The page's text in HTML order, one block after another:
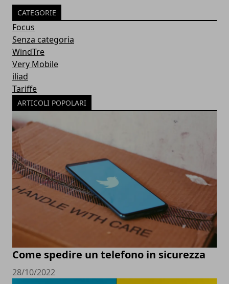
CATEGORIE
Focus
Senza categoria
WindTre
Very Mobile
iliad
Tariffe
ARTICOLI POPOLARI
Come spedire un telefono in sicurezza
28/10/2022